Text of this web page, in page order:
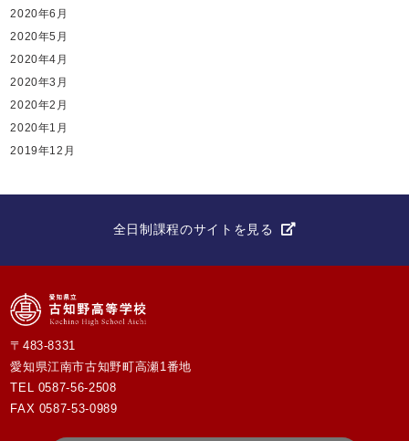
2020年6月
2020年5月
2020年4月
2020年3月
2020年2月
2020年1月
2019年12月
全日制課程のサイトを見る
〒483-8331
愛知県江南市古知野町高瀬1番地
TEL 0587-56-2508
FAX 0587-53-0989